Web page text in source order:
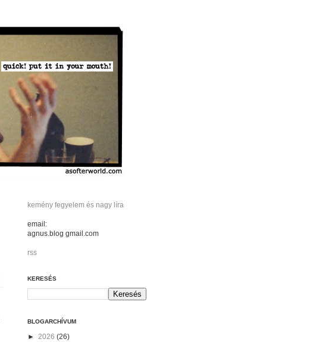
kemény fegyelem és nagy líra
email:
agnus.blog gmail.com
rss
KERESÉS
BLOGARCHÍVUM
► 2026 (26)